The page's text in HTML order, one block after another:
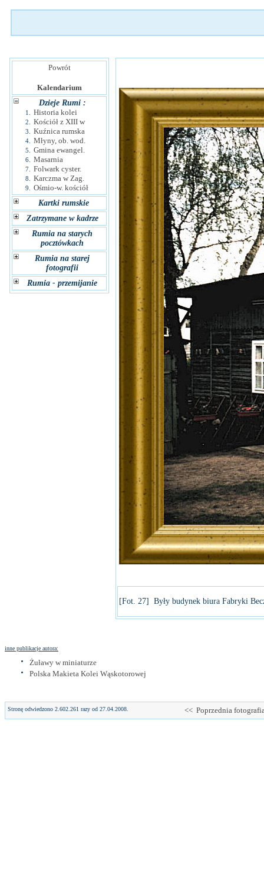
Powrót
Kalendarium
Dzieje Rumi :
1. Historia kolei
2. Kościół z XIII w
3. Kuźnica rumska
4. Młyny, ob. wod.
5. Gmina ewangel.
6. Masarnia
7. Folwark cyster.
8. Karczma w Zag.
9.
Ośmio-w. kościół
Kartki rumskie
Zatrzymane w kadrze
Rumia na starych
pocztówkach
Rumia na starej
fotografii
Rumia - przemijanie
[Fot. 27] Były budynek biura Fabryki
inne publikacje autora:
Żuławy w miniaturze
Polska Makieta Kolei Wąskotorowej
Stronę odwiedzono 2.602.261 razy od 27.04.2008. << Poprzednia